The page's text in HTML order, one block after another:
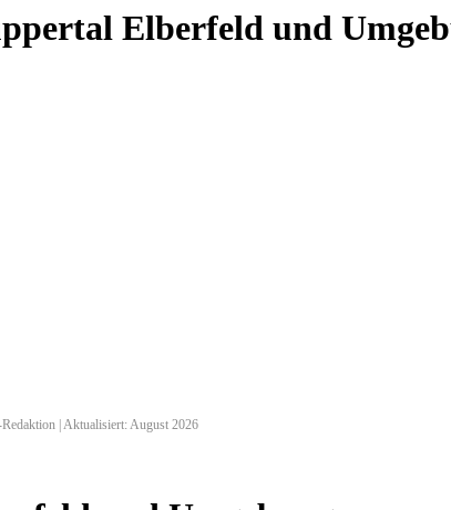
Elberfeld und
| Aktualisiert: August 2026